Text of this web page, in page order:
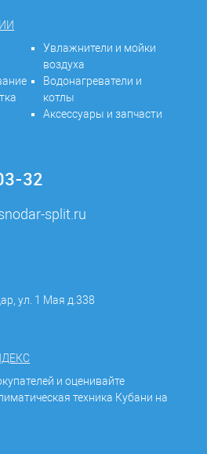
Увлажнители и мойки
воздуха
Водонагреватели и
котлы
Аксессуары и запчасти
32
split.ru
ул. 1 Мая д.338